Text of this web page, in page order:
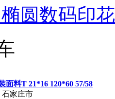
圆数码印
面料T 21*16 120*60 57/58
石家庄市